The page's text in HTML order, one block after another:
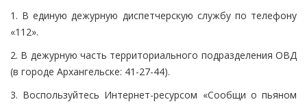
1. В единую дежурную диспетчерскую службу по телефону
«112».
2. В дежурную часть территориального подразделения ОВД
(в городе Архангельске: 41-27-44).
3. Воспользуйтесь Интернет-ресурсом «Сообщи о пьяном